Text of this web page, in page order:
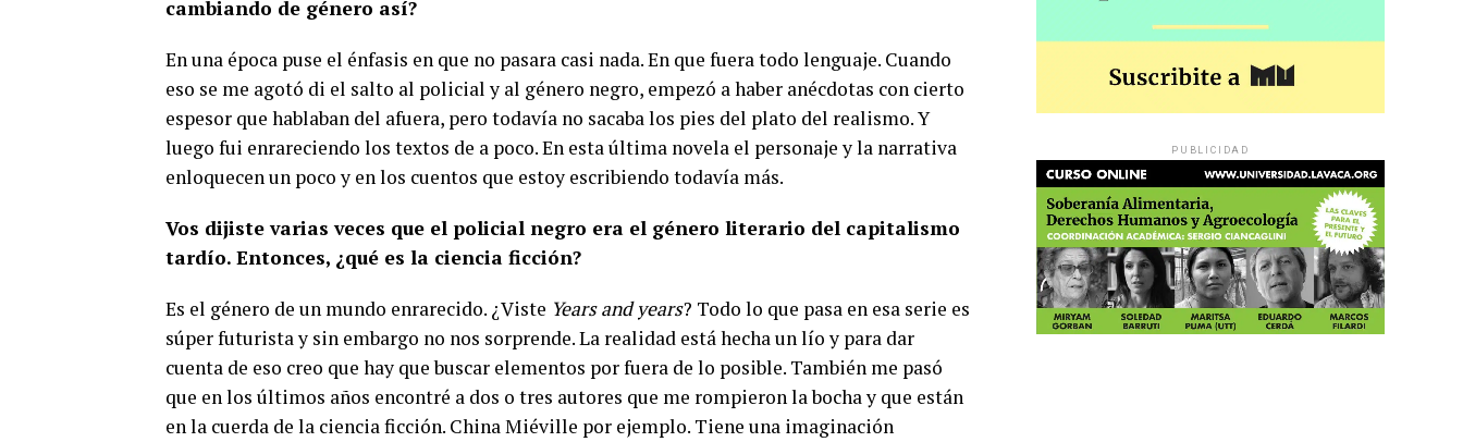
cambiando de género así?
En una época puse el énfasis en que no pasara casi nada. En que fuera todo lenguaje. Cuando
eso se me agotó di el salto al policial y al género negro, empezó a haber anécdotas con cierto
espesor que hablaban del afuera, pero todavía no sacaba los pies del plato del realismo. Y
luego fui enrareciendo los textos de a poco. En esta última novela el personaje y la narrativa
enloquecen un poco y en los cuentos que estoy escribiendo todavía más.
Vos dijiste varias veces que el policial negro era el género literario del capitalismo
tardío. Entonces, ¿qué es la ciencia ficción?
Es el género de un mundo enrarecido. ¿Viste Years and years? Todo lo que pasa en esa serie es
súper futurista y sin embargo no nos sorprende. La realidad está hecha un lío y para dar
cuenta de eso creo que hay que buscar elementos por fuera de lo posible. También me pasó
que en los últimos años encontré a dos o tres autores que me rompieron la bocha y que están
en la cuerda de la ciencia ficción. China Miéville por ejemplo. Tiene una imaginación
PUBLICIDAD